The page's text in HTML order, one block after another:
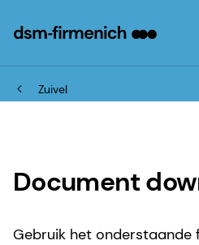
Zuivel
Document
Gebruik het onderstaande